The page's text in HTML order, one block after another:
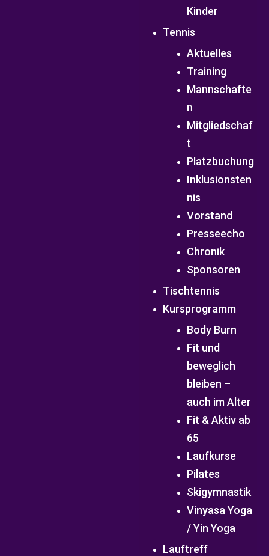
Kinder
Tennis
Aktuelles
Training
Mannschafte
n
Mitgliedschaf
t
Platzbuchung
Inklusionsten
nis
Vorstand
Presseecho
Chronik
Sponsoren
Tischtennis
Kursprogramm
Body Burn
Fit und
beweglich
bleiben –
auch im Alter
Fit & Aktiv ab
65
Laufkurse
Pilates
Skigymnastik
Vinyasa Yoga
/ Yin Yoga
Lauftreff